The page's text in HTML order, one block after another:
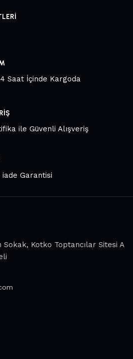
Saat İçinde Kargoda
ile Güvenli Alışveriş
iade Garantisi
Sokak, Kotko Toptancılar Sitesi A